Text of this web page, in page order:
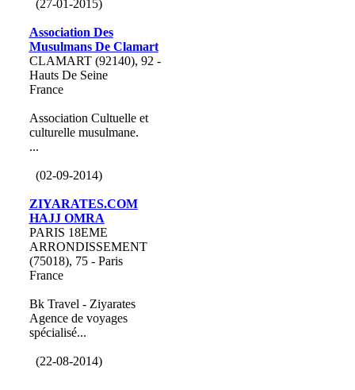
(27-01-2015)
Association Des
Musulmans De Clamart
CLAMART (92140), 92 -
Hauts De Seine
France
Association Cultuelle et
culturelle musulmane.
...
(02-09-2014)
ZIYARATES.COM
HAJJ OMRA
PARIS 18EME
ARRONDISSEMENT
(75018), 75 - Paris
France
Bk Travel - Ziyarates
Agence de voyages
spécialisé...
(22-08-2014)